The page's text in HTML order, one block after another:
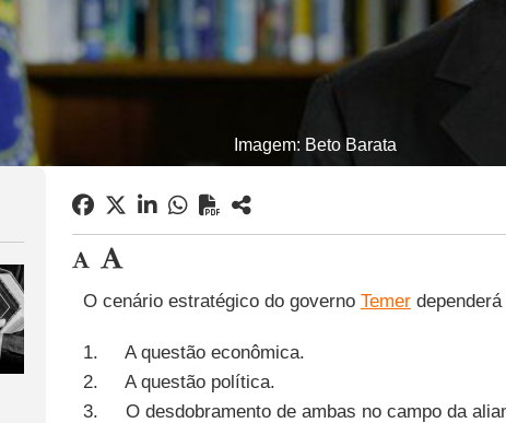
Imagem: Beto Barata
O cenário estratégico do governo Temerdependerá
1. A questão econômica.
2. A questão política.
3. O desdobramento de ambas no campo da